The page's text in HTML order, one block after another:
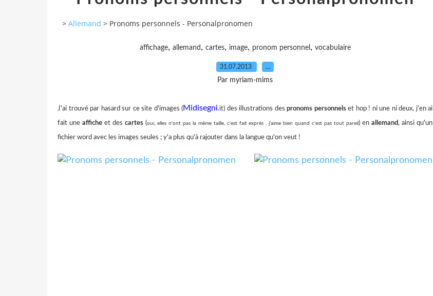
> Allemand > Pronoms personnels - Personalpronomen
affichage, allemand , cartes, image, pronom personnel, vocabulaire
31.07.2013 …
Par myriam-mims
J'ai trouvé par hasard sur ce site d'images (Midisegni.it) des illustrations des pronoms personnelset hop ! ni une ni deux, j'en ai
fait une afficheet des cartes(oui, elles n'ont pas la même taille, c'est fait exprès , j'aime bien quand c'est pas tout pareil ) enallemand, ainsi qu'un
fichier word avec les images seules ; y'a plus qu'à rajouter dans la langue qu'on veut !